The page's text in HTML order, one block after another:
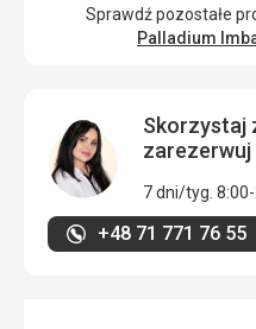
Sprawdź pozostałe
Palladium
Skorzystaj
zarezerwuj
7 dni/tyg.
+48 71 771 76 55